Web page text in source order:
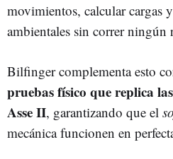
movimientos, calcular cargas
ambientales sin correr ningún
Bilfinger complementa esto
pruebas físico que replica
Asse II, garantizando que el
mecánica funcionen en